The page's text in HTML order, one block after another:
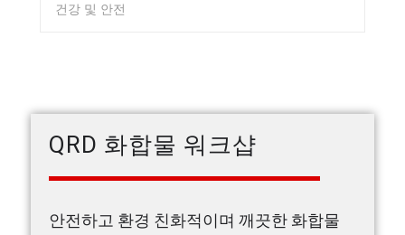
건강 및 안전
QRD 화합물 워크샵
안전하고 환경 친화적이며 깨끗한 화합물